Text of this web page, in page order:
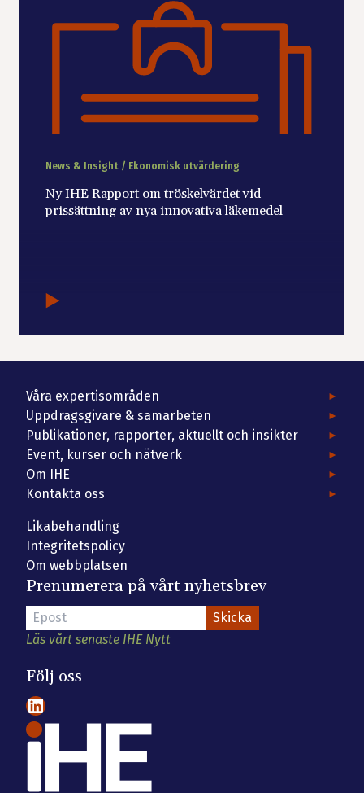
News & Insight / Ekonomisk utvärdering
Ny IHE Rapport om tröskelvärdet vid
prissättning av nya innovativa läkemedel
Våra expertisområden
Uppdragsgivare & samarbeten
Publikationer, rapporter, aktuellt och insikter
Event, kurser och nätverk
Om IHE
Kontakta oss
Likabehandling
Integritetspolicy
Om webbplatsen
Prenumerera på vårt nyhetsbrev
Läs vårt senaste IHE Nytt
Följ oss
LinkedIn